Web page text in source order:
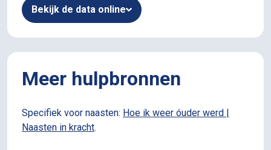
Bekijk de data online
Meer hulpbronnen
Specifiek voor naasten: Hoe ik weer óuder werd |
Naasten in kracht.